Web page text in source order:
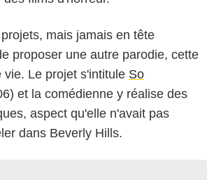
mais jamais en tête
proposer une autre parodie, cette
vie. Le projet s'intitule So
et la comédienne y réalise des
aspect qu'elle n'avait pas
dans Beverly Hills.